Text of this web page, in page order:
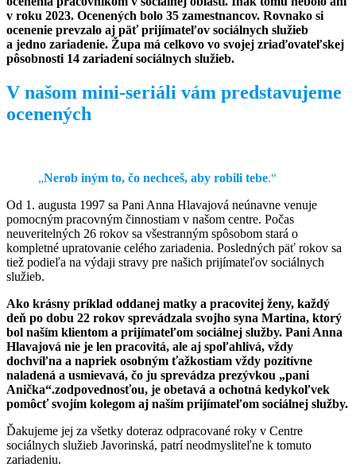
v roku 2023. Ocenených bolo 35 zamestnancov. Rovnako si
ocenenie prevzalo aj päť prijímateľov sociálnych služieb
a jedno zariadenie. Župa má celkovo vo svojej zriaďovateľskej
pôsobnosti 14 zariadení sociálnych služieb.
V našom mini-seriáli vám predstavujeme
ocenených
„Nerob iným to, čo nechceš, aby robili tebe.“
Od 1. augusta 1997 sa Pani Anna Hlavajová neúnavne venuje
pomocným pracovným činnostiam v našom centre. Počas
neuveritelných 26 rokov sa všestranným spôsobom stará o
kompletné upratovanie celého zariadenia. Posledných päť rokov sa
tiež podieľa na výdaji stravy pre našich prijímateľov sociálnych
služieb.
Ako krásny príklad oddanej matky a pracovitej ženy, každý
deň po dobu 22 rokov sprevádzala svojho syna Martina, ktorý
bol naším klientom a prijímateľom sociálnej služby. Pani Anna
Hlavajová nie je len pracovitá, ale aj spoľahlivá, vždy
dochvíľna a napriek osobným ťažkostiam vždy pozitívne
naladená a usmievavá, čo ju sprevádza prezývkou „pani
Anička“.zodpovednosťou, je obetavá a ochotná kedykoľvek
pomôcť svojím kolegom aj naším prijímateľom sociálnej služby.
Ďakujeme jej za všetky doteraz odpracované roky v Centre
sociálnych služieb Javorinská, patrí neodmysliteľne k tomuto
zariadeniu.